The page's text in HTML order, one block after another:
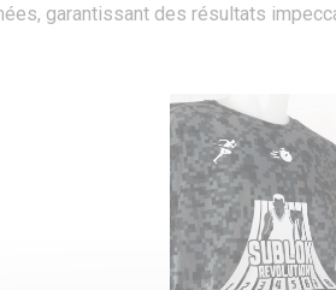
garantissant des résultats